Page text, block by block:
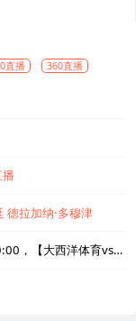
直播 360直播
德拉加纳·多穆津
【直播内容】：北京时间2026-05-28 08:30:00，【大西洋体育vsSV国家体育】直播准时在线播放，喜欢看比赛的朋友可以提前收藏本页面以免错过直播。盈点直播网_足球直播还为您在本页面索引了相关直播、大西洋体育直播、SV国家体育直播的近期比赛列表以及两队历史交锋、两队赛程。